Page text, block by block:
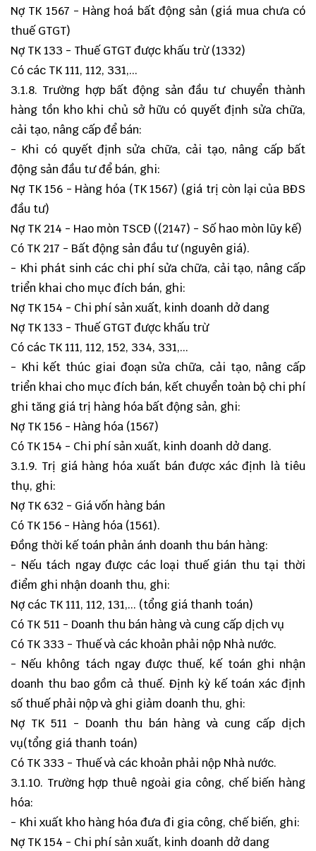
Nợ TK 1567 - Hàng hoá bất động sản (giá mua chưa có
thuế GTGT)
Nợ TK 133 - Thuế GTGT được khấu trừ (1332)
Có các TK 111, 112, 331,...
3.1.8. Trường hợp bất động sản đầu tư chuyển thành
hàng tồn kho khi chủ sở hữu có quyết định sửa chữa,
cải tạo, nâng cấp để bán:
- Khi có quyết định sửa chữa, cải tạo, nâng cấp bất
động sản đầu tư để bán, ghi:
Nợ TK 156 - Hàng hóa (TK 1567) (giá trị còn lại của BĐS
đầu tư)
Nợ TK 214 - Hao mòn TSCĐ ((2147) - Số hao mòn lũy kế)
Có TK 217 - Bất động sản đầu tư (nguyên giá).
- Khi phát sinh các chi phí sửa chữa, cải tạo, nâng cấp
triển khai cho mục đích bán, ghi:
Nợ TK 154 - Chi phí sản xuất, kinh doanh dở dang
Nợ TK 133 - Thuế GTGT được khấu trừ
Có các TK 111, 112, 152, 334, 331,...
- Khi kết thúc giai đoạn sửa chữa, cải tạo, nâng cấp
triển khai cho mục đích bán, kết chuyển toàn bộ chi phí
ghi tăng giá trị hàng hóa bất động sản, ghi:
Nợ TK 156 - Hàng hóa (1567)
Có TK 154 - Chi phí sản xuất, kinh doanh dở dang.
3.1.9. Trị giá hàng hóa xuất bán được xác định là tiêu
thụ, ghi:
Nợ TK 632 - Giá vốn hàng bán
Có TK 156 - Hàng hóa (1561).
Đồng thời kế toán phản ánh doanh thu bán hàng:
- Nếu tách ngay được các loại thuế gián thu tại thời
điểm ghi nhận doanh thu, ghi:
Nợ các TK 111, 112, 131,... (tổng giá thanh toán)
Có TK 511 - Doanh thu bán hàng và cung cấp dịch vụ
Có TK 333 - Thuế và các khoản phải nộp Nhà nước.
- Nếu không tách ngay được thuế, kế toán ghi nhận
doanh thu bao gồm cả thuế. Định kỳ kế toán xác định
số thuế phải nộp và ghi giảm doanh thu, ghi:
Nợ TK 511 - Doanh thu bán hàng và cung cấp dịch
vụ(tổng giá thanh toán)
Có TK 333 - Thuế và các khoản phải nộp Nhà nước.
3.1.10. Trường hợp thuê ngoài gia công, chế biến hàng
hóa:
- Khi xuất kho hàng hóa đưa đi gia công, chế biến, ghi:
Nợ TK 154 - Chi phí sản xuất, kinh doanh dở dang